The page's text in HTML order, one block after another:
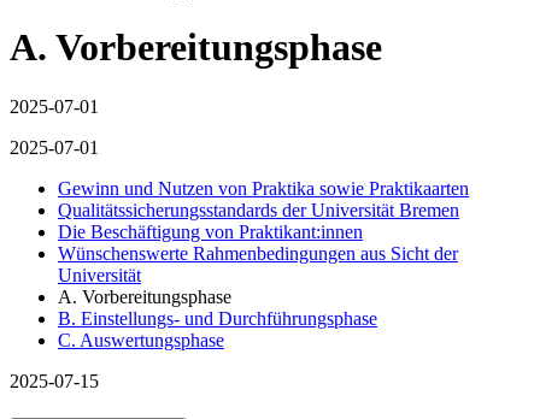
A. Vorbereitungsphase
2025-07-01
2025-07-01
Gewinn und Nutzen von Praktika sowie Praktikaarten
Qualitätssicherungsstandards der Universität Bremen
Die Beschäftigung von Praktikant:innen
Wünschenswerte Rahmenbedingungen aus Sicht der
Universität
A. Vorbereitungsphase
B. Einstellungs- und Durchführungsphase
C. Auswertungsphase
2025-07-15